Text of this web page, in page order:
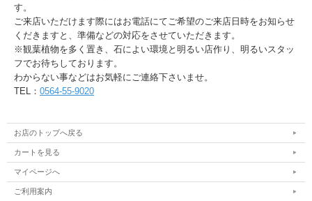
す。
ご来店いただけます際にはお電話にてご希望のご来店日時をお知らせ
くだきますと、準備などの対応をさせていただきます。
※観葉植物を多く置き、石によい環境と明るい店作り、明るいスタッ
フでお待ちしております。
わからない事などはお気軽にご連絡下さいませ。
TEL： 0564-55-9020
お店のトップへ戻る
カートを見る
マイページへ
ご利用案内